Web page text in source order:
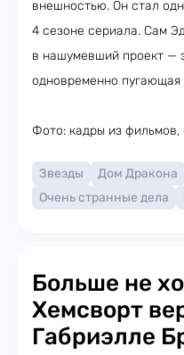
внешностью. Он стал
4 сезоне сериала. Сам
в нашумевший проект —
одновременно пугающая
Фото: кадры из фильмов,
Звезды Дом Дракона
Очень странные дела
Больше не
Хемсворт
Габриэлле